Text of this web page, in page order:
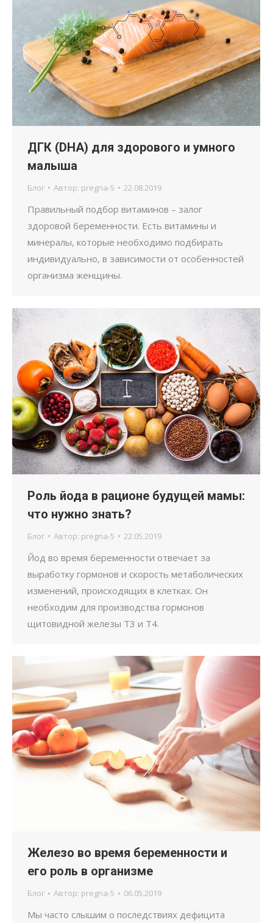
ДГК (DHA) для здорового и умного
малыша
Блог Автор: pregna-5 22.08.2019
Правильный подбор витаминов – залог
здоровой беременности. Есть витамины и
минералы, которые необходимо подбирать
индивидуально, в зависимости от особенностей
организма женщины.
Роль йода в рационе будущей мамы:
что нужно знать?
Блог Автор: pregna-5 22.05.2019
Йод во время беременности отвечает за
выработку гормонов и скорость метаболических
изменений, происходящих в клетках. Он
необходим для производства гормонов
щитовидной железы T3 и T4.
Железо во время беременности и
его роль в организме
Блог Автор: pregna-5 06.05.2019
Мы часто слышим о последствиях дефицита